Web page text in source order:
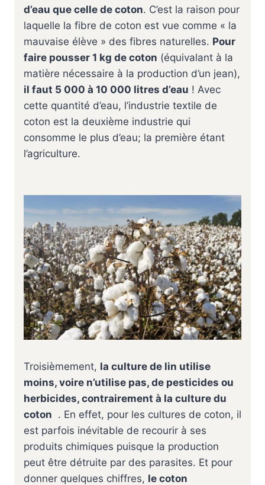
d’eau que celle de coton. C’est la raison pour
laquelle la fibre de coton est vue comme « la
mauvaise élève » des fibres naturelles. Pour
faire pousser 1 kg de coton (équivalant à la
matière nécessaire à la production d’un jean),
il faut 5 000 à 10 000 litres d’eau ! Avec
cette quantité d’eau, l’industrie textile de
coton est la deuxième industrie qui
consomme le plus d’eau; la première étant
l’agriculture.
Troisièmement, la culture de lin utilise
moins, voire n’utilise pas, de pesticides ou
herbicides, contrairement à la culture du
coton . En effet, pour les cultures de coton, il
est parfois inévitable de recourir à ses
produits chimiques puisque la production
peut être détruite par des parasites. Et pour
donner quelques chiffres, le coton